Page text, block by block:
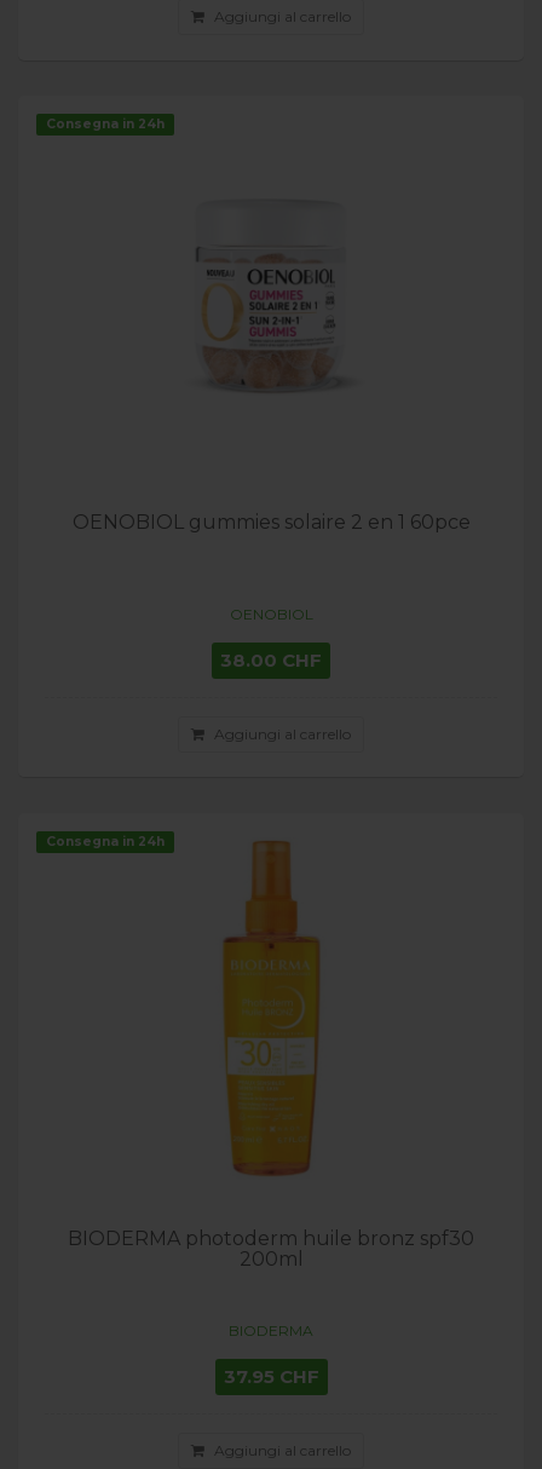
Aggiungi al carrello
Consegna in 24h
OENOBIOL gummies solaire 2 en 1 60pce
OENOBIOL
38.00 CHF
Aggiungi al carrello
Consegna in 24h
BIODERMA photoderm huile bronz spf30
200ml
BIODERMA
37.95 CHF
Aggiungi al carrello